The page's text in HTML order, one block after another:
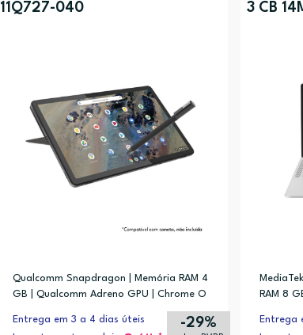
11Q727-040
Qualcomm Snapdragon | Memória RAM 4
GB | Qualcomm Adreno GPU | Chrome O
Entrega em 3 a 4 dias úteis
-29%
3 CB
RAM 8
Entrega